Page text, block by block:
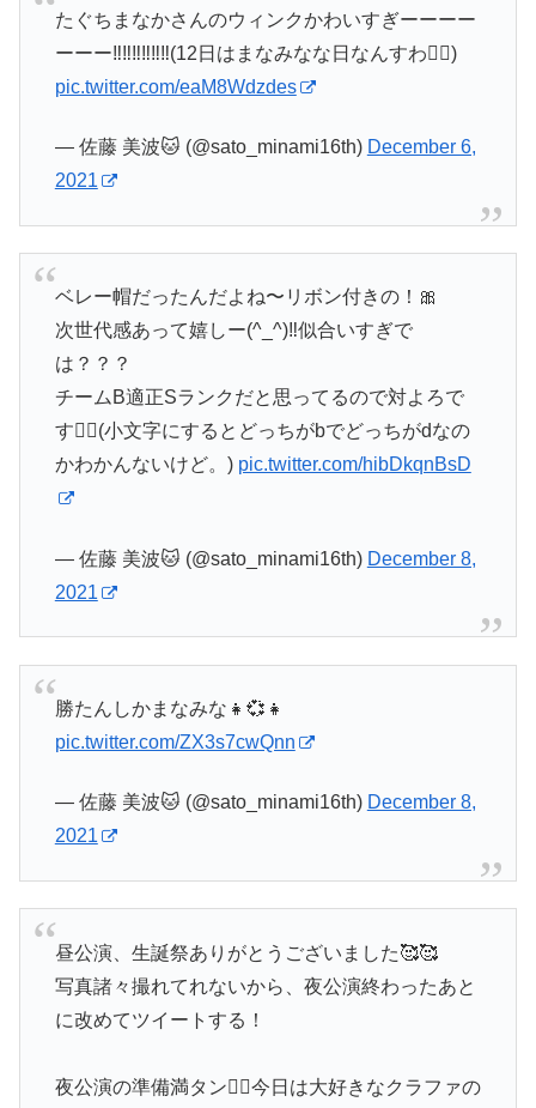
たぐちまなかさんのウィンクかわいすぎーーーー
ーーー‼️‼️‼️‼️‼️‼️(12日はまなみなな日なんすわ✌🏻)
pic.twitter.com/eaM8Wdzdes
— 佐藤 美波🐱 (@sato_minami16th) December 6,
2021
ベレー帽だったんだよね〜リボン付きの！🎀
次世代感あって嬉しー(^_^)‼️似合いすぎで
は？？？
チームB適正Sランクだと思ってるので対よろで
す👍🏻(小文字にするとどっちがbでどっちがdなの
かわかんないけど。) pic.twitter.com/hibDkqnBsD
— 佐藤 美波🐱 (@sato_minami16th) December 8,
2021
勝たんしかまなみな👧💞👧
pic.twitter.com/ZX3s7cwQnn
— 佐藤 美波🐱 (@sato_minami16th) December 8,
2021
昼公演、生誕祭ありがとうございました🥰🥰
写真諸々撮れてれないから、夜公演終わったあと
に改めてツイートする！
夜公演の準備満タン👍🏻今日は大好きなクラファの